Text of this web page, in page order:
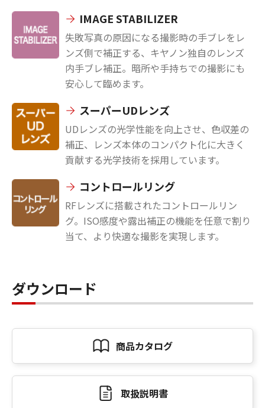
IMAGE STABILIZER
失敗写真の原因になる撮影時の手ブレをレ
ンズ側で補正する、キヤノン独自のレンズ
内手ブレ補正。暗所や手持ちでの撮影にも
安心して臨めます。
スーパーUDレンズ
UDレンズの光学性能を向上させ、色収差の
補正、レンズ本体のコンパクト化に大きく
貢献する光学技術を採用しています。
コントロールリング
RFレンズに搭載されたコントロールリン
グ。ISO感度や露出補正の機能を任意で割り
当て、より快適な撮影を実現します。
ダウンロード
商品カタログ
取扱説明書